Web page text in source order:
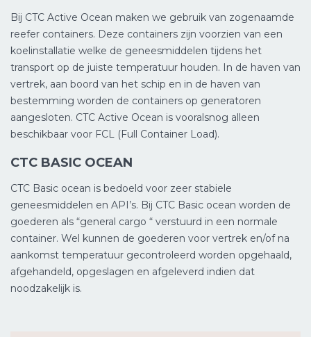
Bij CTC Active Ocean maken we gebruik van zogenaamde
reefer containers. Deze containers zijn voorzien van een
koelinstallatie welke de geneesmiddelen tijdens het
transport op de juiste temperatuur houden. In de haven van
vertrek, aan boord van het schip en in de haven van
bestemming worden de containers op generatoren
aangesloten. CTC Active Ocean is vooralsnog alleen
beschikbaar voor FCL (Full Container Load).
CTC BASIC OCEAN
CTC Basic ocean is bedoeld voor zeer stabiele
geneesmiddelen en API’s. Bij CTC Basic ocean worden de
goederen als “general cargo “ verstuurd in een normale
container. Wel kunnen de goederen voor vertrek en/of na
aankomst temperatuur gecontroleerd worden opgehaald,
afgehandeld, opgeslagen en afgeleverd indien dat
noodzakelijk is.